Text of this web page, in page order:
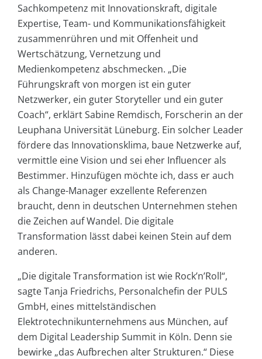
Sachkompetenz mit Innovationskraft, digitale
Expertise, Team- und Kommunikationsfähigkeit
zusammenrühren und mit Offenheit und
Wertschätzung, Vernetzung und
Medienkompetenz abschmecken. „Die
Führungskraft von morgen ist ein guter
Netzwerker, ein guter Storyteller und ein guter
Coach“, erklärt Sabine Remdisch, Forscherin an der
Leuphana Universität Lüneburg. Ein solcher Leader
fördere das Innovationsklima, baue Netzwerke auf,
vermittle eine Vision und sei eher Influencer als
Bestimmer. Hinzufügen möchte ich, dass er auch
als Change-Manager exzellente Referenzen
braucht, denn in deutschen Unternehmen stehen
die Zeichen auf Wandel. Die digitale
Transformation lässt dabei keinen Stein auf dem
anderen.
„Die digitale Transformation ist wie Rock’n’Roll“,
sagte Tanja Friedrichs, Personalchefin der PULS
GmbH, eines mittelständischen
Elektrotechnikunternehmens aus München, auf
dem Digital Leadership Summit in Köln. Denn sie
bewirke „das Aufbrechen alter Strukturen.“ Diese